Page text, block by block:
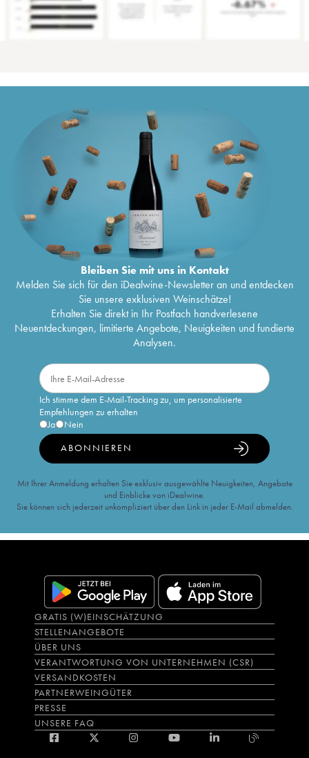
Bleiben Sie mit uns in Kontakt
Melden Sie sich für den iDealwine-Newsletter an und entdecken
Sie unsere exklusiven Weinschätze!
Erhalten Sie direkt in Ihr Postfach handverlesene
Neuentdeckungen, limitierte Angebote, Neuigkeiten und fundierte
Analysen.
Ich stimme dem E-Mail-Tracking zu, um personalisierte
Empfehlungen zu erhalten
Ja
Nein
ABONNIEREN
Mit Ihrer Anmeldung erhalten Sie exklusiv ausgewählte Neuigkeiten, Angebote
und Einblicke von iDealwine.
Sie können sich jederzeit unkompliziert über den Link in jeder E-Mail abmelden.
GRATIS (W)EINSCHÄTZUNG
STELLENANGEBOTE
ÜBER UNS
VERANTWORTUNG VON UNTERNEHMEN (CSR)
VERSANDKOSTEN
PARTNERWEINGÜTER
PRESSE
UNSERE FAQ